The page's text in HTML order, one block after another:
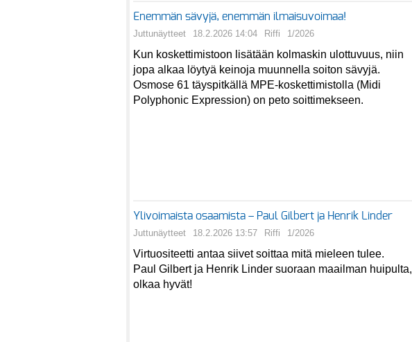
Enemmän sävyjä, enemmän ilmaisuvoimaa!
Juttunäytteet 18.2.2026 14:04 Riffi 1/2026
Kun koskettimistoon lisätään kolmaskin ulottuvuus, niin
jopa alkaa löytyä keinoja muunnella soiton sävyjä.
Osmose 61 täyspitkällä MPE-koskettimistolla (Midi
Polyphonic Expression) on peto soittimekseen.
Ylivoimaista osaamista – Paul Gilbert ja Henrik Linder
Juttunäytteet 18.2.2026 13:57 Riffi 1/2026
Virtuositeetti antaa siivet soittaa mitä mieleen tulee.
Paul Gilbert ja Henrik Linder suoraan maailman huipulta,
olkaa hyvät!